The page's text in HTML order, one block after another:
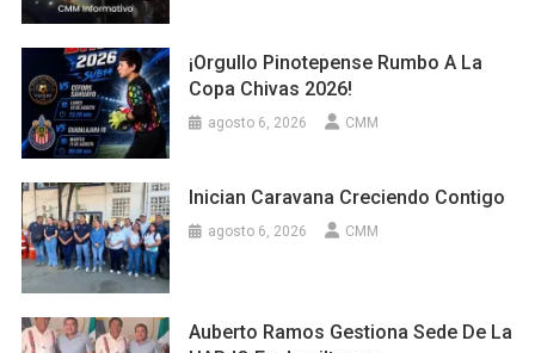
¡Orgullo Pinotepense Rumbo A La
Copa Chivas 2026!
agosto 6, 2026 CMM
Inician Caravana Creciendo Contigo
agosto 6, 2026 CMM
Auberto Ramos Gestiona Sede De La